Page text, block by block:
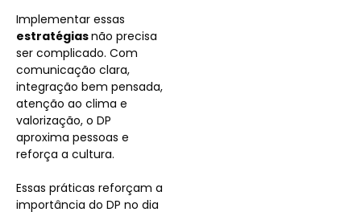
Implementar essas
estratégiasnão precisa
ser complicado. Com
comunicação clara,
integração bem pensada,
atenção ao clima e
valorização, o DP
aproxima pessoas e
reforça a cultura.
Essas práticas reforçam a
importância do DP no dia